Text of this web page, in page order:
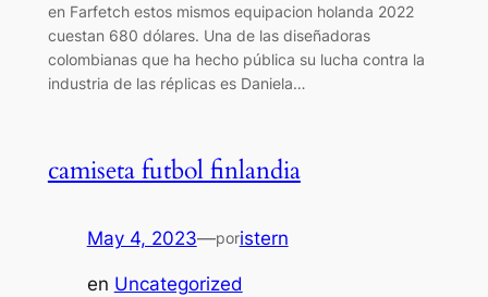
en Farfetch estos mismos equipacion holanda 2022
cuestan 680 dólares. Una de las diseñadoras
colombianas que ha hecho pública su lucha contra la
industria de las réplicas es Daniela…
camiseta futbol finlandia
May 4, 2023—poristern
en Uncategorized